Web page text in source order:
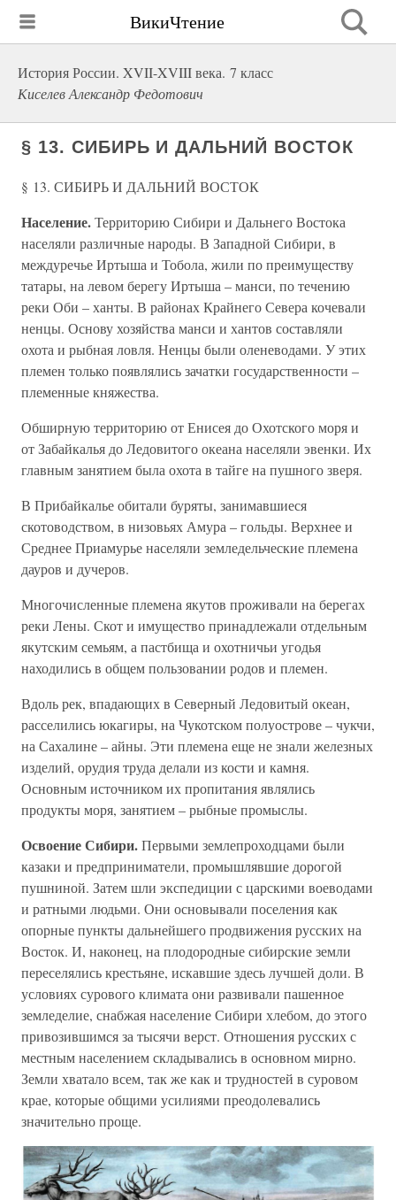
ВикиЧтение
История России. XVII-XVIII века. 7 класс
Киселев Александр Федотович
§ 13. СИБИРЬ И ДАЛЬНИЙ ВОСТОК
§ 13. СИБИРЬ И ДАЛЬНИЙ ВОСТОК
Население.Территорию Сибири и Дальнего Востока
населяли различные народы. В Западной Сибири, в
междуречье Иртыша и Тобола, жили по преимуществу
татары, на левом берегу Иртыша – манси, по течению
реки Оби – ханты. В районах Крайнего Севера кочевали
ненцы. Основу хозяйства манси и хантов составляли
охота и рыбная ловля. Ненцы были оленеводами. У этих
племен только появлялись зачатки государственности –
племенные княжества.
Обширную территорию от Енисея до Охотского моря и
от Забайкалья до Ледовитого океана населяли эвенки. Их
главным занятием была охота в тайге на пушного зверя.
В Прибайкалье обитали буряты, занимавшиеся
скотоводством, в низовьях Амура – гольды. Верхнее и
Среднее Приамурье населяли земледельческие племена
дауров и дучеров.
Многочисленные племена якутов проживали на берегах
реки Лены. Скот и имущество принадлежали отдельным
якутским семьям, а пастбища и охотничьи угодья
находились в общем пользовании родов и племен.
Вдоль рек, впадающих в Северный Ледовитый океан,
расселились юкагиры, на Чукотском полуострове – чукчи,
на Сахалине – айны. Эти племена еще не знали железных
изделий, орудия труда делали из кости и камня.
Основным источником их пропитания являлись
продукты моря, занятием – рыбные промыслы.
Освоение Сибири.Первыми землепроходцами были
казаки и предприниматели, промышлявшие дорогой
пушниной. Затем шли экспедиции с царскими воеводами
и ратными людьми. Они основывали поселения как
опорные пункты дальнейшего продвижения русских на
Восток. И, наконец, на плодородные сибирские земли
переселялись крестьяне, искавшие здесь лучшей доли. В
условиях сурового климата они развивали пашенное
земледелие, снабжая население Сибири хлебом, до этого
привозившимся за тысячи верст. Отношения русских с
местным населением складывались в основном мирно.
Земли хватало всем, так же как и трудностей в суровом
крае, которые общими усилиями преодолевались
значительно проще.